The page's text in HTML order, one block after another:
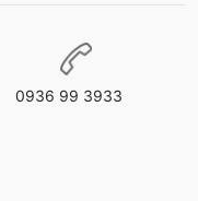
0936 99 3933